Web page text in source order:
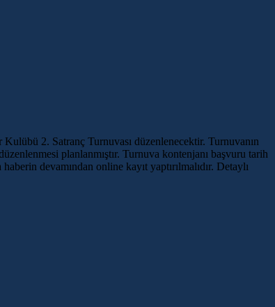
2. Satranç Turnuvası düzenlenecektir. Turnuvanın
planlanmıştır. Turnuva kontenjanı başvuru tarih
devamından online kayıt yaptırılmalıdır. Detaylı